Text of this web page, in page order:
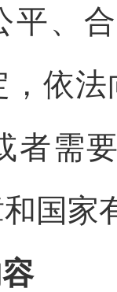
平、
依
者需
国家